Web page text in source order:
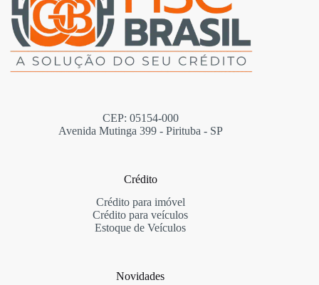
CEP: 05154-000
Avenida Mutinga 399 - Pirituba - SP
Crédito
Crédito para imóvel
Crédito para veículos
Estoque de Veículos
Novidades